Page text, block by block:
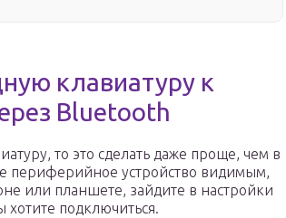
клавиатуру к
Bluetooth
то это сделать даже проще, чем в
периферийное устройство видимым,
или планшете, зайдите в настройки
подключиться.